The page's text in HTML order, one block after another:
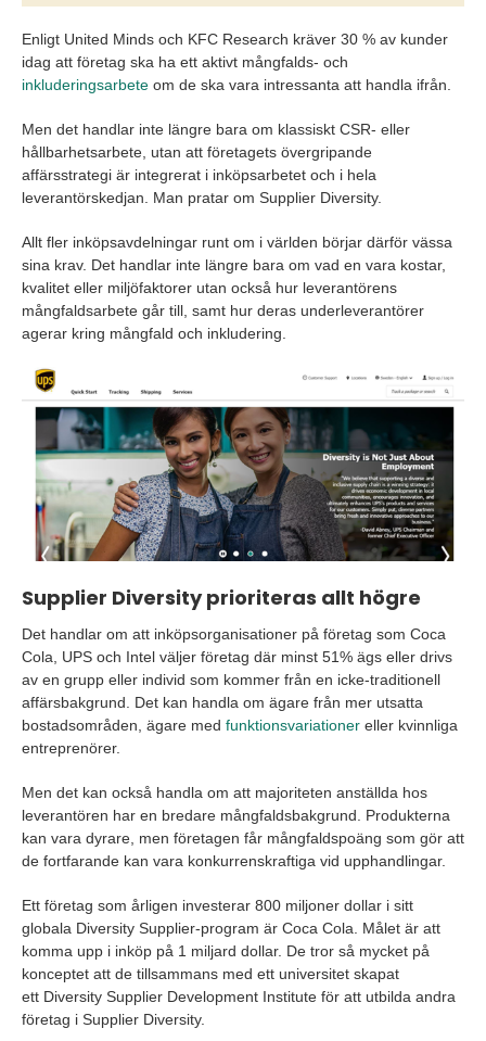
Enligt United Minds och KFC Research kräver 30 % av kunder
idag att företag ska ha ett aktivt mångfalds- och
inkluderingsarbete om de ska vara intressanta att handla ifrån.
Men det handlar inte längre bara om klassiskt CSR- eller
hållbarhetsarbete, utan att företagets övergripande
affärsstrategi är integrerat i inköpsarbetet och i hela
leverantörskedjan. Man pratar om Supplier Diversity.
Allt fler inköpsavdelningar runt om i världen börjar därför vässa
sina krav. Det handlar inte längre bara om vad en vara kostar,
kvalitet eller miljöfaktorer utan också hur leverantörens
mångfaldsarbete går till, samt hur deras underleverantörer
agerar kring mångfald och inkludering.
Supplier Diversityprioriteras allt högre
Det handlar om att inköpsorganisationer på företag som Coca
Cola, UPS och Intel väljer företag där minst 51% ägs eller drivs
av en grupp eller individ som kommer från en icke-traditionell
affärsbakgrund. Det kan handla om ägare från mer utsatta
bostadsområden, ägare med funktionsvariationer eller kvinnliga
entreprenörer.
Men det kan också handla om att majoriteten anställda hos
leverantören har en bredare mångfaldsbakgrund. Produkterna
kan vara dyrare, men företagen får mångfaldspoäng som gör att
de fortfarande kan vara konkurrenskraftiga vid upphandlingar.
Ett företag som årligen investerar 800 miljoner dollar i sitt
globala Diversity Supplier-program är Coca Cola. Målet är att
komma upp i inköp på 1 miljard dollar. De tror så mycket på
konceptet att de tillsammans med ett universitet skapat
ett Diversity Supplier Development Institute för att utbilda andra
företag i Supplier Diversity.